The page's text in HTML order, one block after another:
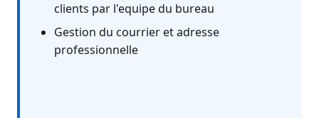
clients par l'equipe du bureau
Gestion du courrier et adresse
professionnelle